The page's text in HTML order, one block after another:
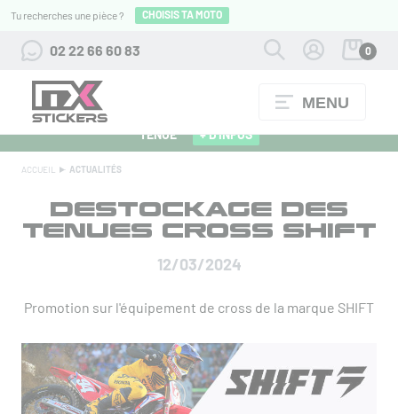
Tu recherches une pièce ? CHOISIS TA MOTO
02 22 66 60 83 0
MENU
ALPINESTARS 27 : FLOCAGE OFFERT POUR L'ACHAT D'UNE
TENUE
+ D'INFOS
ACCUEIL ACTUALITÉS
DESTOCKAGE DES
TENUES CROSS SHIFT
12/03/2024
Promotion sur l'équipement de cross de la marque SHIFT